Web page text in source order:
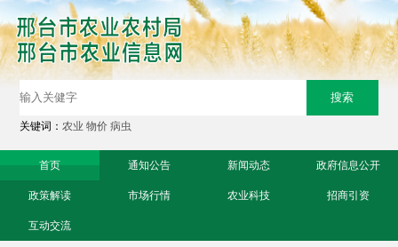
关键词：农业 物价 病虫
首页 通知公告 新闻动态 政府信息公开
政策解读 市场行情 农业科技 招商引资
互动交流